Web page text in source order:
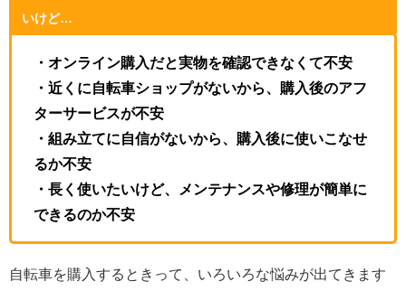
いけど…
・オンライン購入だと実物を確認できなくて不安
・近くに自転車ショップがないから、購入後のアフ
ターサービスが不安
・組み立てに自信がないから、購入後に使いこなせ
るか不安
・長く使いたいけど、メンテナンスや修理が簡単に
できるのか不安
自転車を購入するときって、いろいろな悩みが出てきます